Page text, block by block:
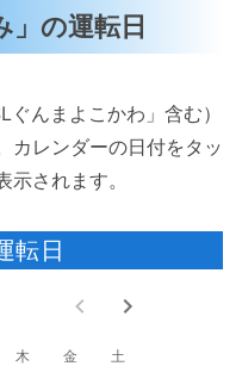
」の運転日
ぐんまよこかわ」含む）
カレンダーの日付をタッ
されます。
転日
木 金 土